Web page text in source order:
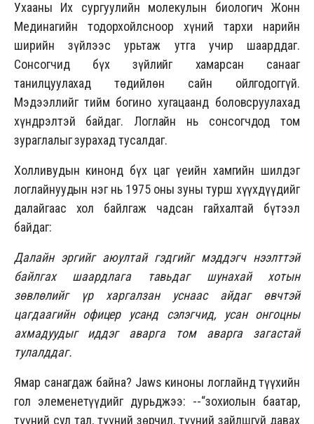
Ухааны Их сургуулийн молекулын биологич Жонн
Мединагийн тодорхойлсноор хүний тархи нарийн
ширийн зүйлээс урьтаж утга учир шаарддаг.
Сонсогчид бүх зүйлийг хамарсан санааг
танилцуулахад төдийлөн сайн ойлгодоггүй.
Мэдээллийг тийм богино хугацаанд боловсруулахад
хүндрэлтэй байдаг. Логлайн нь сонсогчдод том
зураглалыг зурахад тусалдаг.
Холливудын кинонд бүх цаг үеийн хамгийн шилдэг
логлайнуудын нэг нь 1975 оны зуны турш хүүхдүүдийг
далайгаас хол байлгаж чадсан гайхалтай бүтээл
байдаг:
Далайн эргийг аюултай гэдгийг мэддэгч нээлттэй
байлгах шаардлага тавьдаг шунахай хотын
зөвлөлийг үр харгалзан уснаас айдаг өвчтэй
цагдаагийн офицер усанд сэлэгчид, усан онгоцны
ахмадуудыг иддэг аварга том аварга загастай
тулалддаг.
Ямар санагдаж байна? Jaws киноны логлайнд түүхийн
гол элеменетүүдийг дурьджээ: --“зохиолын баатар,
түүний сул тал, түүний зөрчил, түүний зайлшгүй давах